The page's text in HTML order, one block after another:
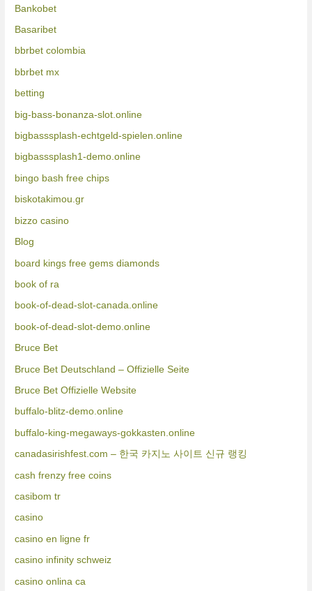
Bankobet
Basaribet
bbrbet colombia
bbrbet mx
betting
big-bass-bonanza-slot.online
bigbasssplash-echtgeld-spielen.online
bigbasssplash1-demo.online
bingo bash free chips
biskotakimou.gr
bizzo casino
Blog
board kings free gems diamonds
book of ra
book-of-dead-slot-canada.online
book-of-dead-slot-demo.online
Bruce Bet
Bruce Bet Deutschland – Offizielle Seite
Bruce Bet Offizielle Website
buffalo-blitz-demo.online
buffalo-king-megaways-gokkasten.online
canadasirishfest.com – 한국 카지노 사이트 신규 랭킹
cash frenzy free coins
casibom tr
casino
casino en ligne fr
casino infinity schweiz
casino onlina ca